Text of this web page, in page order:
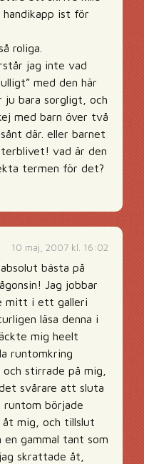
ist för
roliga.
jag inte vad
med den här
ju bara sorgligt, och
med barn över två
där. eller barnet
vad är den
termen för det?
10 maj, 2007 kl. 16:02
bästa på
Jag jobbar
mitt i ett galleri
läsa denna i
mig heelt
runtomkring
stirrade på mig,
svårare att sluta
började
åt mig, och tillslut
gammal tant som
skrattade åt,